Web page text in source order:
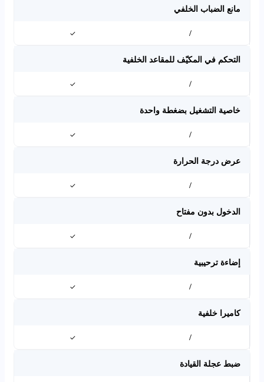
مانع الضباب الخلفي
/
✓
التحكم في المكيّف للمقاعد الخلفية
/
✓
خاصية التشغيل بضغطة واحدة
/
✓
عرض درجة الحرارة
/
✓
الدخول بدون مفتاح
/
✓
إضاءة ترحيبية
/
✓
كاميرا خلفية
/
✓
ضبط عجلة القيادة